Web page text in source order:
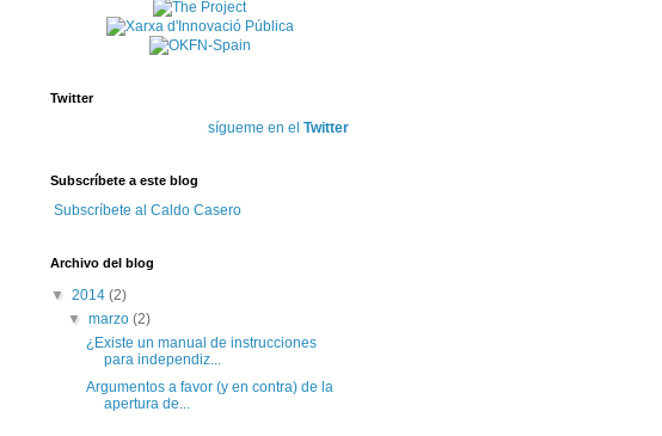
Twitter
sígueme en el Twitter
Subscríbete a este blog
Subscríbete al Caldo Casero
Archivo del blog
▼ 2014 (2)
▼marzo(2)
¿Existe un manual de instrucciones
para independiz...
Argumentos a favor (y en contra) de la
apertura de...